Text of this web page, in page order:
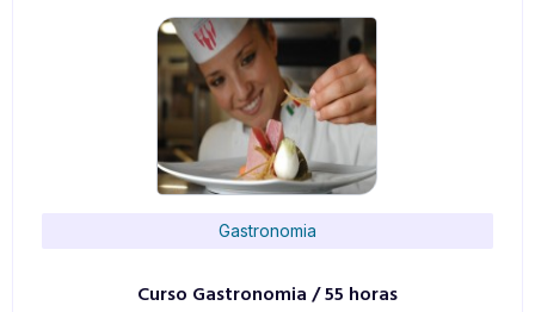
Gastronomia
Curso Gastronomia / 55 horas